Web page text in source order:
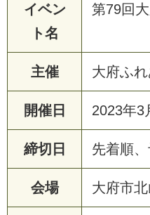
イベン
ト名
第79回
主催 大府ふれ
開催日 2023年3
締切日 先着順、
会場 大府市北